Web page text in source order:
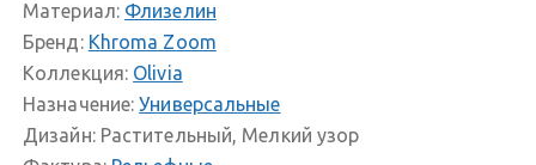
Материал: Флизелин
Бренд: Khroma Zoom
Коллекция: Olivia
Назначение: Универсальные
Дизайн:Растительный, Мелкий узор